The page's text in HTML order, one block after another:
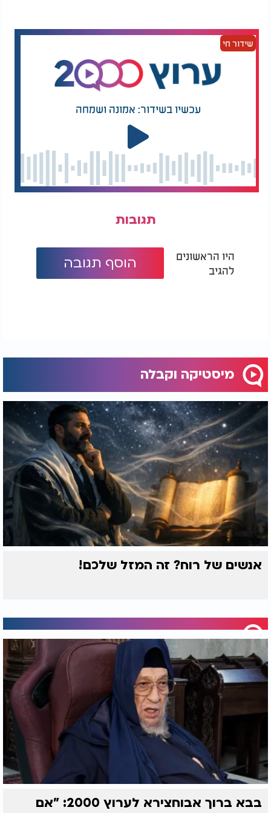
שידור חי
עכשיו בשידור: אמונה ושמחה
תגובות
היו הראשונים
להגיב
הוסף תגובה
מיסטיקה וקבלה
אנשים של רוח? זה המזל שלכם!
בבא ברוך אבוחצירא לערוץ 2000: "אם